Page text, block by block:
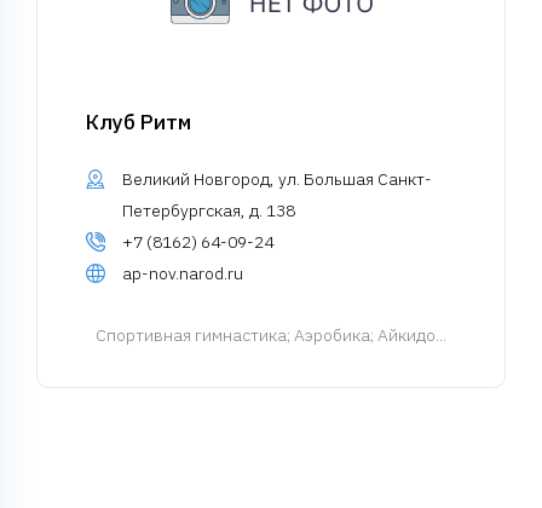
Клуб Ритм
Великий Новгород, ул. Большая Санкт-
Петербургская, д. 138
+7 (8162) 64-09-24
ap-nov.narod.ru
Спортивная гимнастика; Аэробика; Айкидо...